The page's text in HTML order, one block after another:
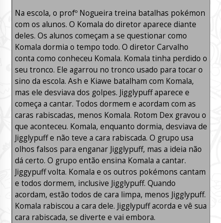
Na escola, o profº Nogueira treina batalhas pokémon
com os alunos. O Komala do diretor aparece diante
deles. Os alunos começam a se questionar como
Komala dormia o tempo todo. O diretor Carvalho
conta como conheceu Komala. Komala tinha perdido o
seu tronco. Ele agarrou no tronco usado para tocar o
sino da escola. Ash e Kiawe batalham com Komala,
mas ele desviava dos golpes. Jigglypuff aparece e
começa a cantar. Todos dormem e acordam com as
caras rabiscadas, menos Komala. Rotom Dex gravou o
que aconteceu. Komala, enquanto dormia, desviava de
Jigglypuff e não teve a cara rabiscada. O grupo usa
olhos falsos para enganar Jigglypuff, mas a ideia não
dá certo. O grupo então ensina Komala a cantar.
Jiggypuff volta. Komala e os outros pokémons cantam
e todos dormem, inclusive Jigglypuff. Quando
acordam, estão todos de cara limpa, menos Jigglypuff.
Komala rabiscou a cara dele. Jigglypuff acorda e vê sua
cara rabiscada, se diverte e vai embora.